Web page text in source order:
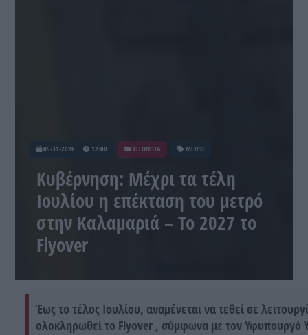
05-31-2026 12:00 ΓΕΓΟΝΟΤΑ ΜΕΤΡΟ
Κυβέρνηση: Μέχρι τα τέλη
Ιουλίου η επέκταση του μετρό
στην Καλαμαριά – Το 2027 το
Flyover
Έως το τέλος Ιουλίου, αναμένεται να τεθεί σε
ολοκληρωθεί το Flyover , σύμφωνα με τον